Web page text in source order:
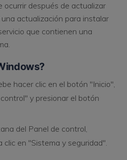
ocurrir después de actualizar
actualización para instalar
que contienen una
hacer clic en el botón "Inicio",
y presionar el botón
del Panel de control,
clic en "Sistema y seguridad".